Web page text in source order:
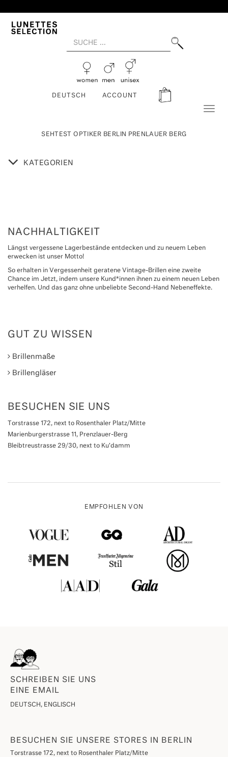
DEUTSCH ACCOUNT
SEHTEST OPTIKER BERLIN PRENLAUER BERG
KATEGORIEN
NACHHALTIGKEIT
Längst vergessene Lagerbestände entdecken und zu neuem Leben
erwecken ist unser Motto!
So erhalten in Vergessenheit geratene Vintage-Brillen eine zweite
Chance im Jetzt, indem unsere Kund*innen ihnen zu einem neuen Leben
verhelfen. Und das ganz ohne unbeliebte Second-Hand Nebeneffekte.
GUT ZU WISSEN
Brillenmaße
Brillengläser
BESUCHEN SIE UNS
Torstrasse 172, next to Rosenthaler Platz/Mitte
Marienburgerstrasse 11, Prenzlauer-Berg
Bleibtreustrasse 29/30, next to Ku'damm
EMPFOHLEN VON
SCHREIBEN SIE UNS
EINE EMAIL
DEUTSCH, ENGLISCH
BESUCHEN SIE UNSERE STORES IN BERLIN
Torstrasse 172, next to Rosenthaler Platz/Mitte